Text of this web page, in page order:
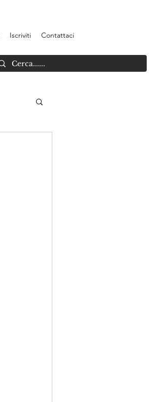
Iscriviti Contattaci